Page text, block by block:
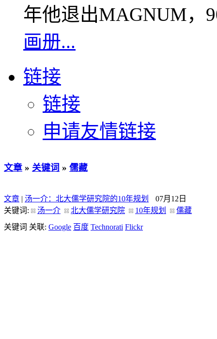
年他退出MAGNUM，
画册...
链接
链接
申请友情链接
文章 » 关键词 » 儒藏
文章 | 汤一介：北大儒学研究院的10年规划
07月12日
关键词:
汤一介 北大儒学研究院 10年规划
儒藏
关键词 关联: Google 百度 Technorati Flickr